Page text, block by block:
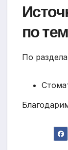
по
По